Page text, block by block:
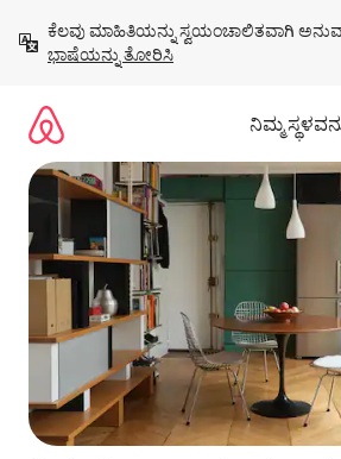
ಹೋಗಿ
ಕೆಲವು ಮಾಹಿತಿಯನ್ನು ಸ್ವಯಂಚಾಲಿತವಾಗಿ
ಭಾಷೆಯನ್ನು ತೋರಿಸಿ
ನಿಮ್ಮ